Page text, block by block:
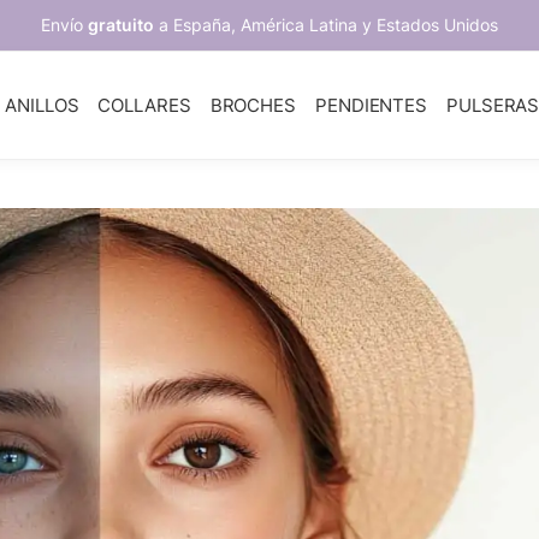
Envío gratuito a España, América Latina y Estados Unidos
ANILLOS COLLARES BROCHES PENDIENTES PULSERAS